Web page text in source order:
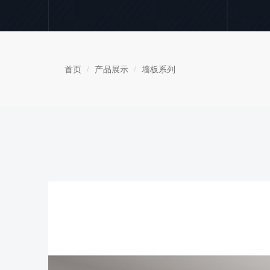
首页 产品展示 墙板系列